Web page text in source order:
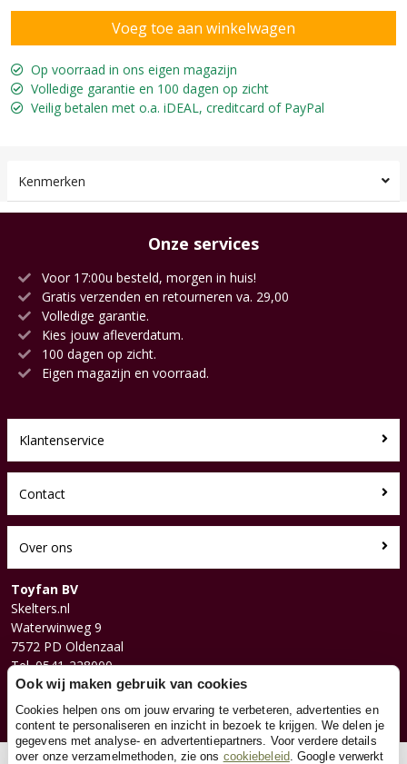
Op voorraad in ons eigen magazijn
Volledige garantie en 100 dagen op zicht
Veilig betalen met o.a. iDEAL, creditcard of PayPal
Kenmerken
Onze services
Voor 17:00u besteld, morgen in huis!
Gratis verzenden en retourneren va. 29,00
Volledige garantie.
Kies jouw afleverdatum.
100 dagen op zicht.
Eigen magazijn en voorraad.
Klantenservice
Contact
Over ons
Toyfan BV
Skelters.nl
Waterwinweg 9
7572 PD Oldenzaal
Tel. 0541-228000
Facebook
Instagram
Ook wij maken gebruik van cookies
Cookies helpen ons om jouw ervaring te verbeteren, advertenties en
content te personaliseren en inzicht in bezoek te krijgen. We delen je
gegevens met analyse- en advertentiepartners. Voor verdere details
over onze verzamelmethoden, zie ons cookiebeleid. Google verwerkt